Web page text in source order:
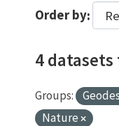
Order by
4 datasets
Groups:
Nature